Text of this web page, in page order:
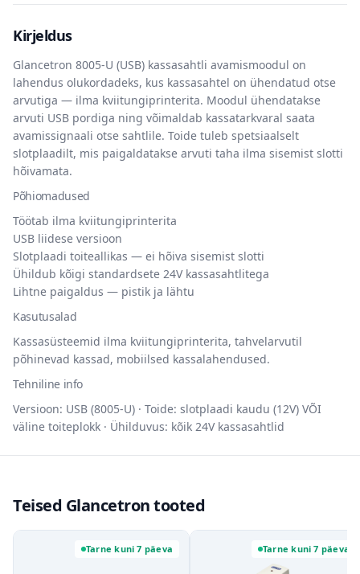
Kirjeldus
Glancetron 8005-U (USB) kassasahtli avamismoodul on
lahendus olukordadeks, kus kassasahtel on ühendatud otse
arvutiga — ilma kviitungiprinterita. Moodul ühendatakse
arvuti USB pordiga ning võimaldab kassatarkvaral saata
avamissignaali otse sahtlile. Toide tuleb spetsiaalselt
slotplaadilt, mis paigaldatakse arvuti taha ilma sisemist slotti
hõivamata.
Põhiomadused
Töötab ilma kviitungiprinterita
USB liidese versioon
Slotplaadi toiteallikas — ei hõiva sisemist slotti
Ühildub kõigi standardsete 24V kassasahtlitega
Lihtne paigaldus — pistik ja lähtu
Kasutusalad
Kassasüsteemid ilma kviitungiprinterita, tahvelarvutil
põhinevad kassad, mobiilsed kassalahendused.
Tehniline info
Versioon: USB (8005-U) · Toide: slotplaadi kaudu (12V) VÕI
väline toiteplokk · Ühilduvus: kõik 24V kassasahtlid
Teised Glancetron tooted
Tarne kuni 7 päeva Tarne kuni 7 päeva